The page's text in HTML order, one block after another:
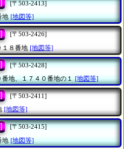
[〒503-2413]
地 [地図等]
[〒503-2426]
１８番地 [地図等]
[〒503-2428]
地、１７４０番地の１ [地図等]
[〒503-2411]
[地図等]
[〒503-2415]
地 [地図等]